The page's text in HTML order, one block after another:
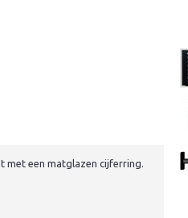
met een matglazen cijferring.